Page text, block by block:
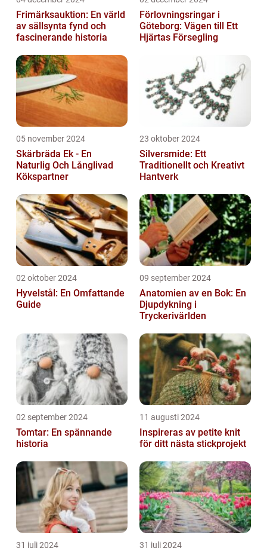
Frimärksauktion: En värld
av sällsynta fynd och
fascinerande historia
Förlovningsringar i
Göteborg: Vägen till Ett
Hjärtas Försegling
05 november 2024
Skärbräda Ek - En
Naturlig Och Långlivad
Kökspartner
23 oktober 2024
Silversmide: Ett
Traditionellt och Kreativt
Hantverk
02 oktober 2024
Hyvelstål: En Omfattande
Guide
09 september 2024
Anatomien av en Bok: En
Djupdykning i
Tryckerivärlden
02 september 2024
Tomtar: En spännande
historia
11 augusti 2024
Inspireras av petite knit
för ditt nästa stickprojekt
31 juli 2024 31 juli 2024